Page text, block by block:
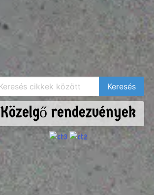
Közelgő rendezvények